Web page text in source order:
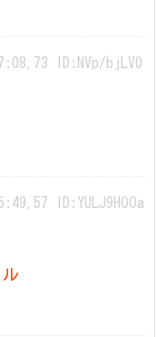
ID:NVp/bjLV0
ID:YULJ9HOOa